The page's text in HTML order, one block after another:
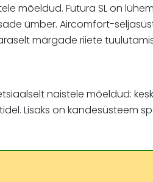
mõeldud. Futura SL on
ümber. Aircomfort-
märgade riiete
naistele mõeldud:
Lisaks on kandesüsteem